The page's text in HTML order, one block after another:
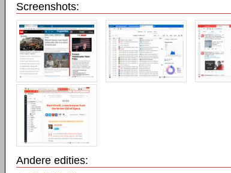
Screenshots:
Andere edities: